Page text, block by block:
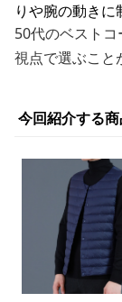
りや腕の動き
50代のベスト
視点で選ぶこと
今回紹介する